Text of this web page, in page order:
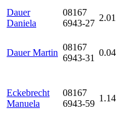
Dauer
Daniela
08167
6943-27
2.01
Dauer Martin
08167
6943-31
0.04
Eckebrecht
Manuela
08167
6943-59
1.14